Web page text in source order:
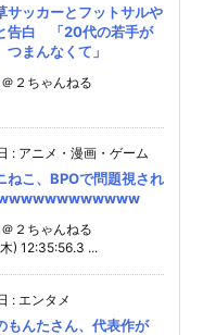
サッカーとフットサルや
告白 「20代の若手が
まんなくて」
２ちゃんねる
: アニメ・漫画・ゲーム
ねこ、BPOで問題視され
２ちゃんねる
) 12:35:56.3 ...
: エンタメ
もんたさん、代表作が